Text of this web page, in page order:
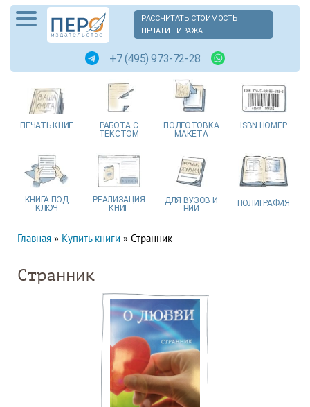
РАССЧИТАТЬ СТОИМОСТЬ
ПЕЧАТИ ТИРАЖА
+7 (495) 973-72-28
ПЕЧАТЬ КНИГ РАБОТА С
ТЕКСТОМ
ПОДГОТОВКА
МАКЕТА
ISBN НОМЕР
КНИГА ПОД
КЛЮЧ
РЕАЛИЗАЦИЯ
КНИГ
ДЛЯ ВУЗОВ И
НИИ
ПОЛИГРАФИЯ
Главная » Купить книги » Странник
Странник